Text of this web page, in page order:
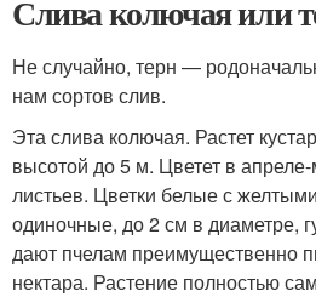
Слива колючая или
Не случайно, терн —
нам сортов слив.
Эта слива колючая. Растет
высотой до 5 м. Цветет в
листьев. Цветки белые с
одиночные, до 2 см в диаметре,
дают пчелам преимущественно
нектара. Растение полностью